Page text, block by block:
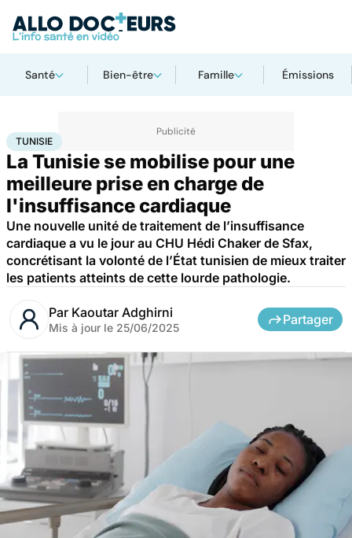
Santé Bien-être Famille Émissions
AccueilSanté Maladies cardiaques
TUNISIE
La Tunisie se mobilise pour une
meilleure prise en charge de
l'insuffisance cardiaque
Une nouvelle unité de traitement de l’insuffisance
cardiaque a vu le jour au CHU Hédi Chaker de Sfax,
concrétisant la volonté de l’État tunisien de mieux traiter
les patients atteints de cette lourde pathologie.
Par Kaoutar Adghirni
Mis à jour le 25/06/2025
Partager